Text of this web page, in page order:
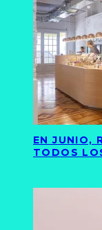
EN JUNIO,
TODOS